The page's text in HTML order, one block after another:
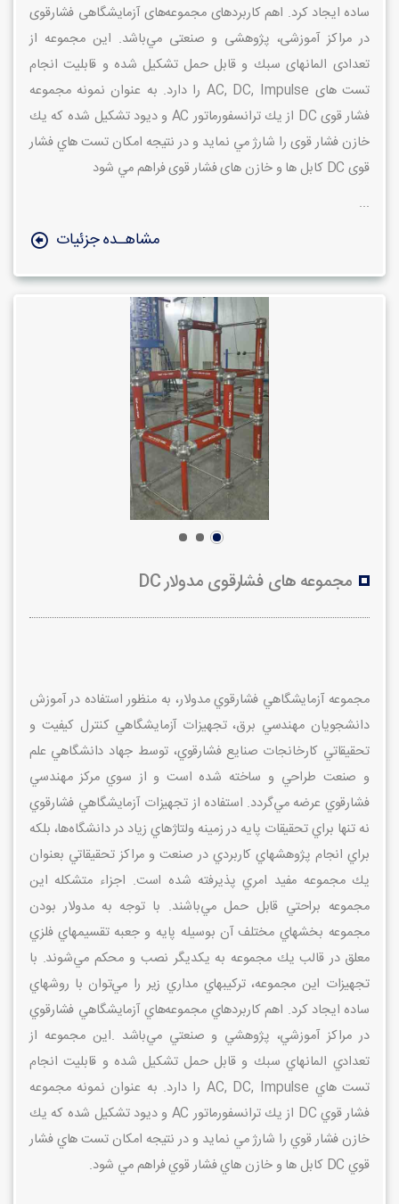
ساده ايجاد كرد. اهم كاربردهای مجموعه‌های آزمايشگاهی فشارقوی
در مراكز آموزشی، پژوهشی و صنعتی مي‌باشد. اين مجموعه از
تعدادی المانهای سبك و قابل حمل تشكيل شده و قابليت انجام
تست های AC, DC, Impulse را دارد. به عنوان نمونه مجموعه
فشار قوی DC از يك ترانسفورماتور AC و ديود تشكيل شده كه يك
خازن فشار قوی را شارژ مي نمايد و در نتيجه امكان تست هاي فشار
قوی DC كابل ها و خازن های فشار قوی فراهم مي شود
...
مشاهـده جزئیات
مجموعه های فشارقوی مدولار DC
مجموعه آزمايشگاهي فشارقوي مدولار، به منظور استفاده در آموزش
دانشجويان مهندسي برق، تجهيزات آزمايشگاهي كنترل كيفيت و
تحقيقاتي كارخانجات صنايع فشارقوي، توسط جهاد دانشگاهي علم
و صنعت طراحي و ساخته شده است و از سوي مركز مهندسي
فشارقوي عرضه مي‌گردد. استفاده از تجهيزات آزمايشگاهي فشارقوي
نه تنها براي تحقيقات پايه در زمينه ولتاژهاي زياد در دانشگاه‌ها، بلكه
براي انجام پژوهشهاي كاربردي در صنعت و مراكز تحقيقاتي بعنوان
يك مجموعه مفيد امري پذيرفته شده است. اجزاء متشكله اين
مجموعه براحتي قابل حمل مي‌باشند. با توجه به مدولار بودن
مجموعه بخشهاي مختلف آن بوسيله پايه و جعبه تقسيمهاي فلزي
معلق در قالب يك مجموعه به يكديگر نصب و محكم مي‌شوند. با
تجهيزات اين مجموعه، تركيبهاي مداري زير را مي‌توان با روشهاي
ساده ايجاد كرد. اهم كاربردهاي مجموعه‌هاي آزمايشگاهي فشارقوي
در مراكز آموزشي، پژوهشي و صنعتي مي‌باشد .اين مجموعه از
تعدادي المانهاي سبك و قابل حمل تشكيل شده و قابليت انجام
تست هاي AC, DC, Impulse را دارد. به عنوان نمونه مجموعه
فشار قويDC از يك ترانسفورماتورAC و ديود تشكيل شده كه يك
خازن فشار قوي را شارژ مي نمايد و در نتيجه امكان تست هاي فشار
قويDCكابل ها و خازن هاي فشار قوي فراهم مي شود.